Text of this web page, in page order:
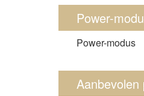
Power-
Power-modus
Aanbevolen